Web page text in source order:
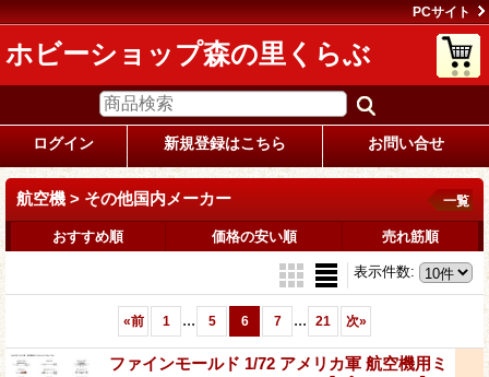
PCサイト
ホビーショップ森の里くらぶ
ログイン 新規登録はこちら お問い合せ
航空機 > その他国内メーカー 一覧
おすすめ順 価格の安い順 売れ筋順
表示件数:
«前 1 ... 5 6 7 ... 21 次»
ファインモールド 1/72 アメリカ軍 航空機用ミ